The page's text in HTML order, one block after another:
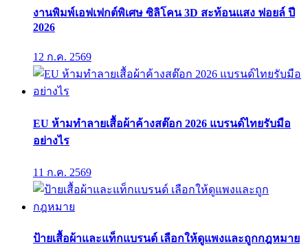
งานพิมพ์เอฟเฟกต์พิเศษ ซิลิโคน 3D สะท้อนแสง ฟอยล์ ปี
2026
12 ก.ค. 2569
EU ห้ามทำลายเสื้อผ้าค้างสต๊อก 2026 แบรนด์ไทยรับมือ
อย่างไร
11 ก.ค. 2569
ป้ายเสื้อผ้าและแท็กแบรนด์ เลือกให้ดูแพงและถูกกฎหมาย